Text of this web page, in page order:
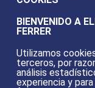
BIENVENIDO A
FERRER
Utilizamos
terceros, por
análisis
experiencia y